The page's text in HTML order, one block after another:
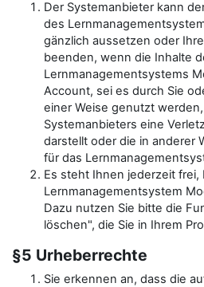
Der Systemanbieter kann
des
gänzlich aussetzen oder
beenden, wenn die Inhalte
Lernmanagementsystems
Account, sei es durch Sie
einer Weise genutzt
Systemanbieters eine
darstellt oder die in anderer
für das
Es steht Ihnen jederzeit
Lernmanagementsystem
Dazu nutzen Sie bitte die
löschen", die Sie in Ihrem
§5 Urheberrechte
Sie erkennen an, dass die